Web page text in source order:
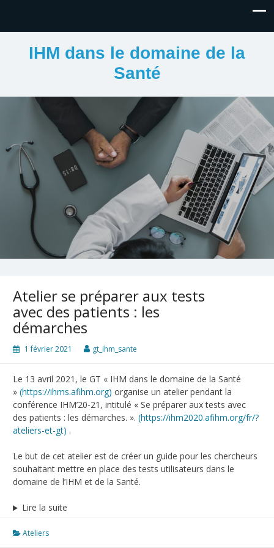
IHM dans le domaine de la
Santé
Atelier se préparer aux tests
avec des patients : les
démarches
1 février 2021 gt_ihm_sante
Le 13 avril 2021, le GT « IHM dans le domaine de la Santé
» (https://ihms.afihm.org) organise un atelier pendant la
conférence IHM’20-21, intitulé « Se préparer aux tests avec
des patients : les démarches. ». (https://ihm2020.afihm.org/fr/?
ateliers-et-gt) .
Le but de cet atelier est de créer un guide pour les chercheurs
souhaitant mettre en place des tests utilisateurs dans le
domaine de l’IHM et de la Santé.
Lire la suite
Ateliers